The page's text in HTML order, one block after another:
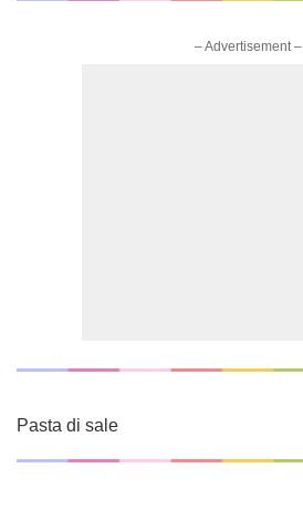
– Advertisement –
Pasta di sale